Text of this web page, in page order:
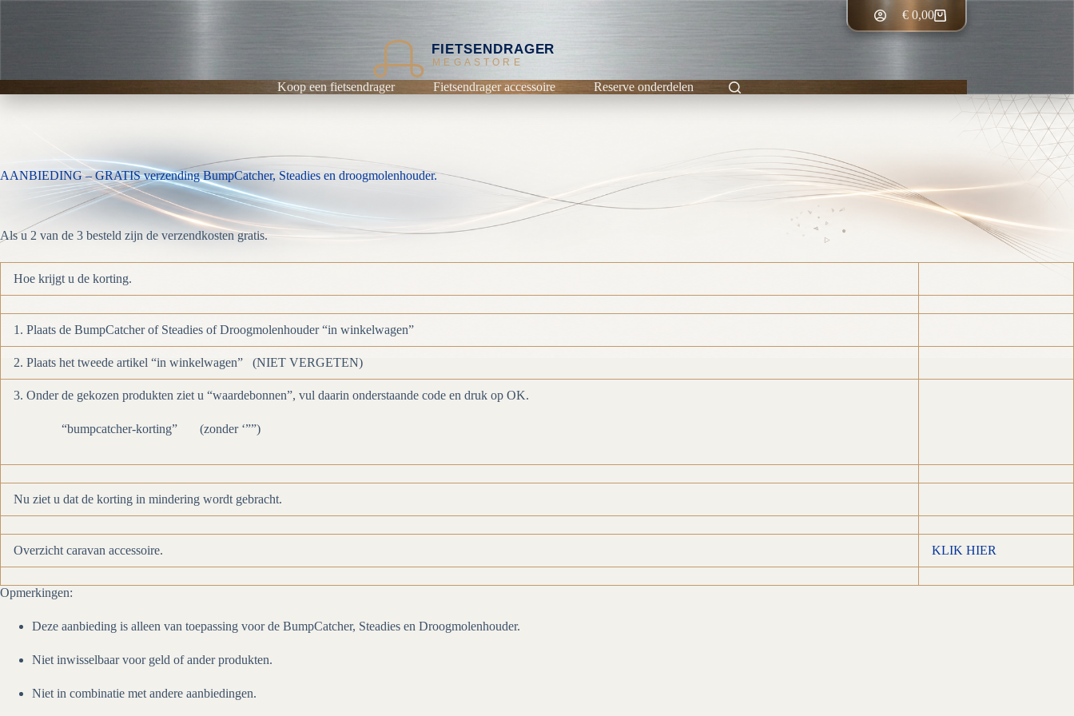
Winkelwagen
€ 0,00
FIETSENDRAGER
MEGASTORE
Koop een fietsendrager Fietsendrager accessoire Reserve onderdelen
AANBIEDING – GRATIS verzending BumpCatcher, Steadies en droogmolenhouder.
Als u 2 van de 3 besteld zijn de verzendkosten gratis.
Hoe krijgt u de korting.
1. Plaats de BumpCatcher of Steadies of Droogmolenhouder “in winkelwagen”
2. Plaats het tweede artikel “in winkelwagen” (NIET VERGETEN)
3. Onder de gekozen produkten ziet u “waardebonnen”, vul daarin onderstaande code en druk op OK.
“bumpcatcher-korting” (zonder ‘””)
Nu ziet u dat de korting in mindering wordt gebracht.
Overzicht caravan accessoire. KLIK HIER
Opmerkingen:
Deze aanbieding is alleen van toepassing voor de BumpCatcher, Steadies en Droogmolenhouder.
Niet inwisselbaar voor geld of ander produkten.
Niet in combinatie met andere aanbiedingen.